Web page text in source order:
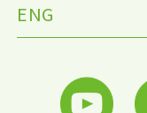
ENG